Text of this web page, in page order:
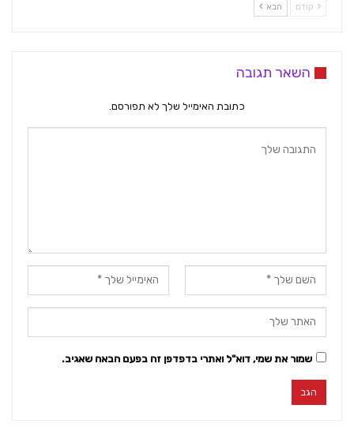
קודם הבא
השאר תגובה
כתובת האימייל שלך לא תפורסם.
שמור את שמי, דוא"ל ואתרי בדפדפן זה בפעם הבאה שאגיב.